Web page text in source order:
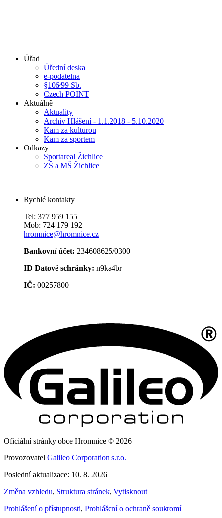
Úřad
Úřední deska
e-podatelna
§106⁄99 Sb.
Czech POINT
Aktuálně
Aktuality
Archiv Hlášení - 1.1.2018 - 5.10.2020
Kam za kulturou
Kam za sportem
Odkazy
Sportareal Žichlice
ZŠ a MŠ Žichlice
Rychlé kontakty
Tel: 377 959 155
Mob: 724 179 192
hromnice@hromnice.cz
Bankovní účet: 234608625/0300
ID Datové schránky: n9ka4br
IČ: 00257800
Oficiální stránky obce Hromnice © 2026
Provozovatel Galileo Corporation s.r.o.
Poslední aktualizace: 10. 8. 2026
Změna vzhledu, Struktura stránek, Vytisknout
Prohlášení o přístupnosti, Prohlášení o ochraně soukromí